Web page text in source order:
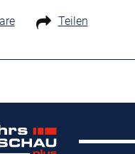
Teilen